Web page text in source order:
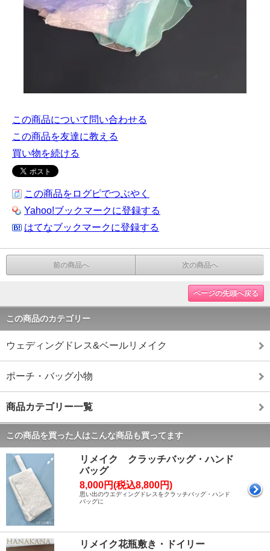
この商品について問い合わせる
この商品を友達に教える
買い物を続ける
この商品をログピでつぶやく
Yahoo!ブックマークに登録する
はてなブックマークに登録する
前の商品へ 次の商品へ
ページの先頭へ戻る
この商品のカテゴリー
ウェディングドレス&ベールリメイク
ポーチ・バッグ小物
商品カテゴリー一覧
この商品を買った人はこんな商品も買ってます
リメイク クラッチバッグ・ハンド
バッグ
8,000円(税込8,800円)
思い出のウエディングドレスをクラッチバッグ・ハンド
バッグに
リメイク花瓶敷き・ドイリー